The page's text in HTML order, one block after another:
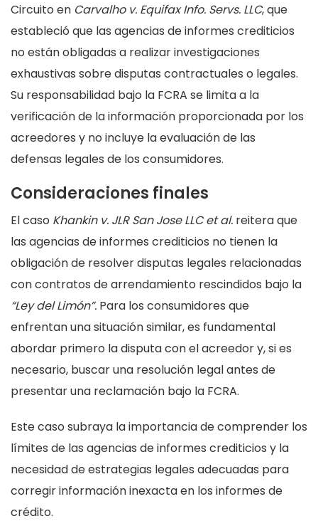
Circuito en Carvalho v. Equifax Info. Servs. LLC, que
estableció que las agencias de informes crediticios
no están obligadas a realizar investigaciones
exhaustivas sobre disputas contractuales o legales.
Su responsabilidad bajo la FCRA se limita a la
verificación de la información proporcionada por los
acreedores y no incluye la evaluación de las
defensas legales de los consumidores.
Consideraciones finales
El caso Khankin v. JLR San Jose LLC et al. reitera que
las agencias de informes crediticios no tienen la
obligación de resolver disputas legales relacionadas
con contratos de arrendamiento rescindidos bajo la
“Ley del Limón”. Para los consumidores que
enfrentan una situación similar, es fundamental
abordar primero la disputa con el acreedor y, si es
necesario, buscar una resolución legal antes de
presentar una reclamación bajo la FCRA.
Este caso subraya la importancia de comprender los
límites de las agencias de informes crediticios y la
necesidad de estrategias legales adecuadas para
corregir información inexacta en los informes de
crédito.